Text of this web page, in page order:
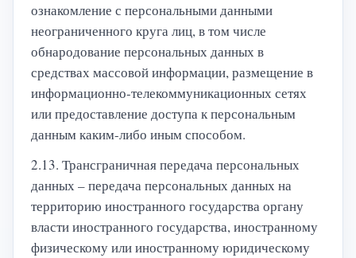
ознакомление с персональными данными
неограниченного круга лиц, в том числе
обнародование персональных данных в
средствах массовой информации, размещение в
информационно-телекоммуникационных сетях
или предоставление доступа к персональным
данным каким-либо иным способом.
2.13. Трансграничная передача персональных
данных – передача персональных данных на
территорию иностранного государства органу
власти иностранного государства, иностранному
физическому или иностранному юридическому